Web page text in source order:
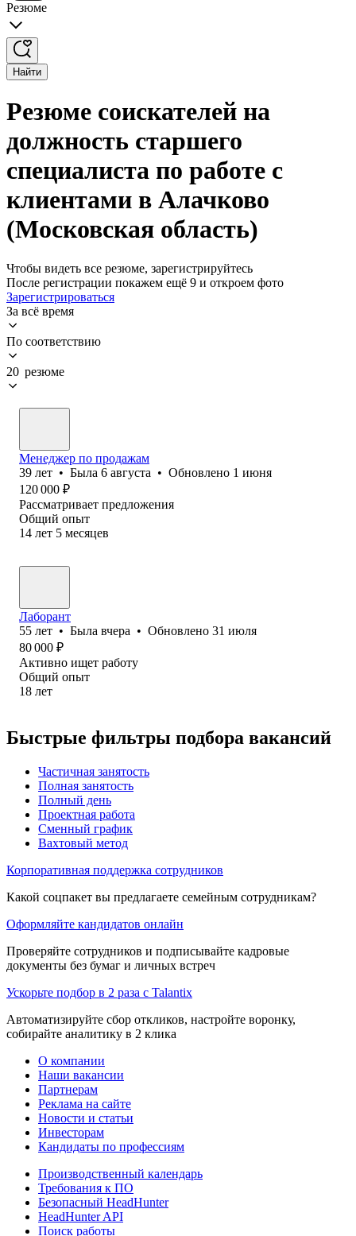
Резюме
Найти
Резюме соискателей на
должность старшего
специалиста по работе с
клиентами в Алачково
(Московская область)
Чтобы видеть все резюме, зарегистрируйтесь
После регистрации покажем ещё 9 и откроем фото
Зарегистрироваться
За всё время
По соответствию
20 резюме
Менеджер по продажам
39 лет • Была 6 августа • Обновлено 1 июня
120 000 ₽
Рассматривает предложения
Общий опыт
14 лет 5 месяцев
Лаборант
55 лет • Была вчера • Обновлено 31 июля
80 000 ₽
Активно ищет работу
Общий опыт
18 лет
Быстрые фильтры подбора вакансий
Частичная занятость
Полная занятость
Полный день
Проектная работа
Сменный график
Вахтовый метод
Корпоративная поддержка сотрудников
Какой соцпакет вы предлагаете семейным сотрудникам?
Оформляйте кандидатов онлайн
Проверяйте сотрудников и подписывайте кадровые
документы без бумаг и личных встреч
Ускорьте подбор в 2 раза с Talantix
Автоматизируйте сбор откликов, настройте воронку,
собирайте аналитику в 2 клика
О компании
Наши вакансии
Партнерам
Реклама на сайте
Новости и статьи
Инвесторам
Кандидаты по профессиям
Производственный календарь
Требования к ПО
Безопасный HeadHunter
HeadHunter API
Поиск работы